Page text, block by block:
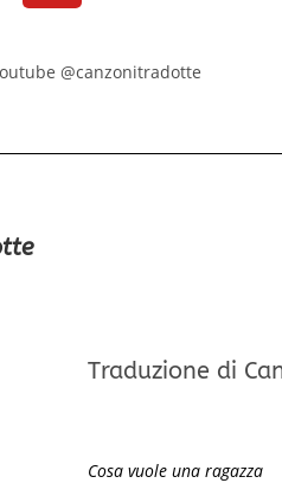
@canzonitradotte
Traduzione di
Cosa vuole una ragazza